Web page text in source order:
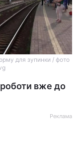
для зупинки / фото
роботи вже до
Реклама